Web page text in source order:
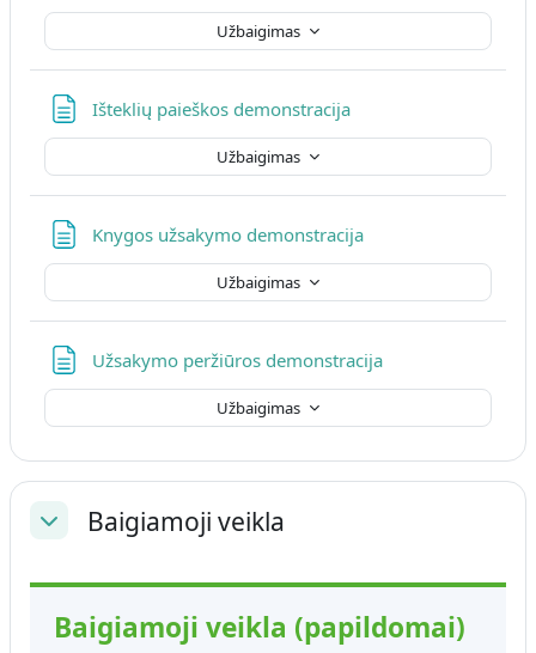
Užbaigimas
Išteklių paieškos demonstracijaPuslapis
Užbaigimas
Knygos užsakymo demonstracijaPuslapis
Užbaigimas
Užsakymo peržiūros demonstracijaPuslapis
Užbaigimas
SutrauktiBaigiamoji veikla
Baigiamoji veikla (papildomai)